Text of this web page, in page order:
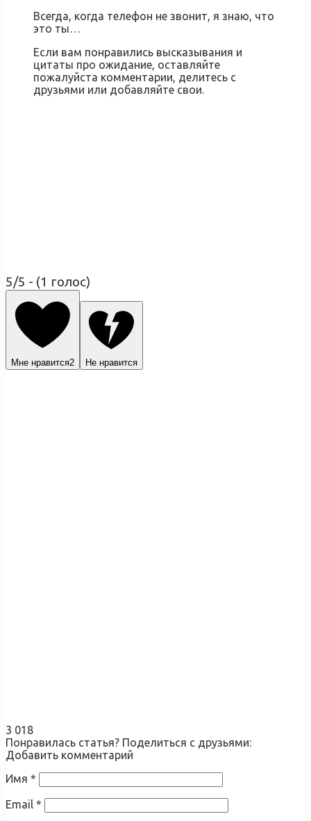
Всегда, когда телефон не звонит, я знаю, что
это ты…
Если вам понравились высказывания и
цитаты про ожидание, оставляйте
пожалуйста комментарии, делитесь с
друзьями или добавляйте свои.
5/5 - (1 голос)
Мне нравится2 Не нравится
3 018
Понравилась статья? Поделиться с друзьями:
Добавить комментарий
Имя *
Email *